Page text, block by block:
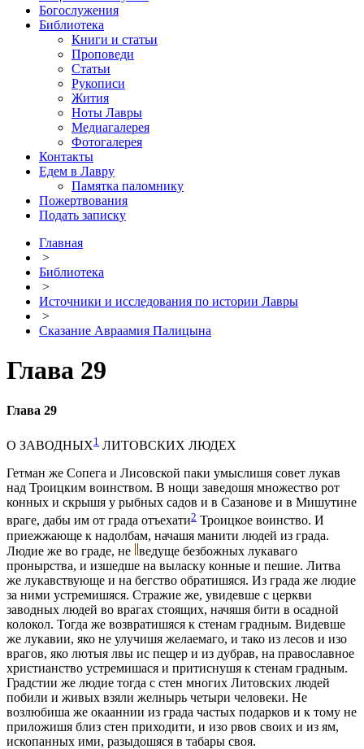
Богослужения
Библиотека
Книги и статьи
Проповеди
Статьи
Рукописи
Жития
Ноты Лавры
Медиагалерея
Фотогалерея
Контакты
Едем в Лавру
Памятка паломнику
Пожертвования
Подать записку
Главная
>
Библиотека
>
Источники и исследования по истории Лавры
>
Сказание Авраамия Палицына
Глава 29
Глава 29
О ЗАВОДНЫХ1 ЛИТОВСКИХ ЛЮДЕХ
Гетман же Сопeга и Лисовской паки умыслишя совeт лукав
над Троицким воинством. В нощи заведошя множество рот
конных и скрышя у рыбных садов и в Сазанове и в Мишутинe
врагe, дабы им от града отъeхати2 Троицкое воинство. И
приeжжающе к надолбам, начашя манити людей из града.
Людие же во граде, не вeдуще безбожных лукаваго
пронырства, и изшедше на выласку конные и пeшие. Литва
же лукавствующе и на бeгство обратишяся. Из града же людие
за ними устремишяся. Стражие же, увидeвше с церкви
заводных людей во врагах стоящих, начяшя бити в осадной
колокол. Тогда же возвратишяся к стeнам градным. Видeвше
же лукавии, яко не улучишя желаемаго, и тако из лeсов и изо
врагов, яко лютыя лвы ис пещер и из дубрав, на православное
христианство устремишася и притиснушя к стeнам градным.
Градстии же людие тогда с стeн многих Литовских людей
побили и живых взяли желнырь четыри человeки. Не
возлюбиша же окааннии из града частых подарков и к тому не
приложишя близ стeн приходити, и изо рвов своих и из ям,
ископанных ими, разыдошяся в табары своя.